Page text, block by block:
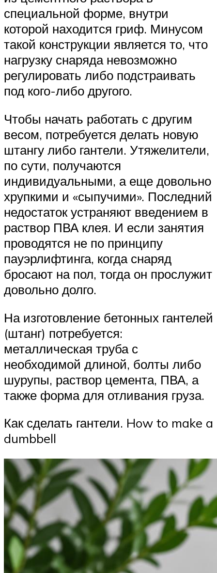
специальной форме, внутри
которой находится гриф. Минусом
такой конструкции является то, что
нагрузку снаряда невозможно
регулировать либо подстраивать
под кого-либо другого.
Чтобы начать работать с другим
весом, потребуется делать новую
штангу либо гантели. Утяжелители,
по сути, получаются
индивидуальными, а еще довольно
хрупкими и «сыпучими». Последний
недостаток устраняют введением в
раствор ПВА клея. И если занятия
проводятся не по принципу
пауэрлифтинга, когда снаряд
бросают на пол, тогда он прослужит
довольно долго.
На изготовление бетонных гантелей
(штанг) потребуется:
металлическая труба с
необходимой длиной, болты либо
шурупы, раствор цемента, ПВА, а
также форма для отливания груза.
Как сделать гантели. How to make a
dumbbell